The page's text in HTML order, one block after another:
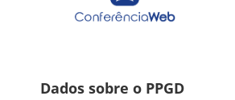
Dados sobre o PPGD